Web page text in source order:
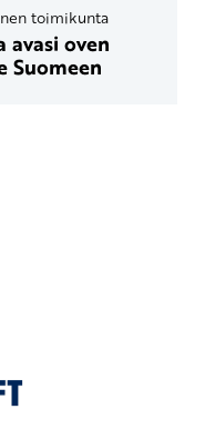
toimikunta
avasi oven
Suomeen